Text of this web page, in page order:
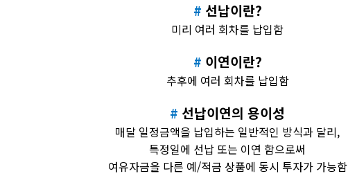
선납이란?
미리 여러 회차를 납입함
이연이란?
추후에 여러 회차를 납입함
선납이연의 용이성
매달 일정금액을 납입하는 일반적인 방식과 달리,
특정일에 선납 또는 이연 함으로써
여유자금을 다른 예/적금 상품에 동시 투자가 가능함